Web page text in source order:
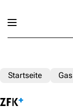
Startseite Gas